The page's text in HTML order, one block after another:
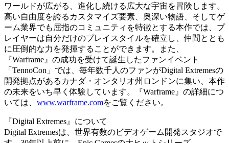
ワールドが広がる、進化し続ける広大な宇宙を冒険します。
高い自由度を誇るカスタマイズ要素、奥深い物語、そしてゲ
ーム業界でも屈指のコミュニティを特徴とする本作では、プ
レイヤーは自分だけのプレイスタイルを確立し、仲間ととも
に圧倒的な力を発揮することができます。また、
『Warframe』の成功を受けて誕生したファンイベント
「TennoCon」では、毎年数千人のファンがDigital Extremesの
開発拠点があるカナダ・オンタリオ州ロンドンに集い、本作
の未来をいち早く体験しています。『Warframe』の詳細につ
いては、 www.warframe.comをご覧ください。
『Digital Extremes』について
Digital Extremesは、世界有数のビデオゲーム開発スタジオで